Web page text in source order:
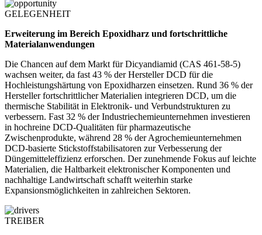
GELEGENHEIT
Erweiterung im Bereich Epoxidharz und fortschrittliche
Materialanwendungen
Die Chancen auf dem Markt für Dicyandiamid (CAS 461-58-5)
wachsen weiter, da fast 43 % der Hersteller DCD für die
Hochleistungshärtung von Epoxidharzen einsetzen. Rund 36 % der
Hersteller fortschrittlicher Materialien integrieren DCD, um die
thermische Stabilität in Elektronik- und Verbundstrukturen zu
verbessern. Fast 32 % der Industriechemieunternehmen investieren
in hochreine DCD-Qualitäten für pharmazeutische
Zwischenprodukte, während 28 % der Agrochemieunternehmen
DCD-basierte Stickstoffstabilisatoren zur Verbesserung der
Düngemitteleffizienz erforschen. Der zunehmende Fokus auf leichte
Materialien, die Haltbarkeit elektronischer Komponenten und
nachhaltige Landwirtschaft schafft weiterhin starke
Expansionsmöglichkeiten in zahlreichen Sektoren.
TREIBER